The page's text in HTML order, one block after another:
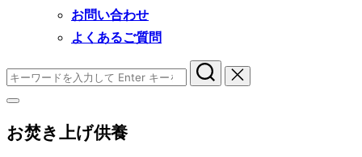
お問い合わせ
よくあるご質問
検
索
対
象:
サ
ド
お焚き上げ供養